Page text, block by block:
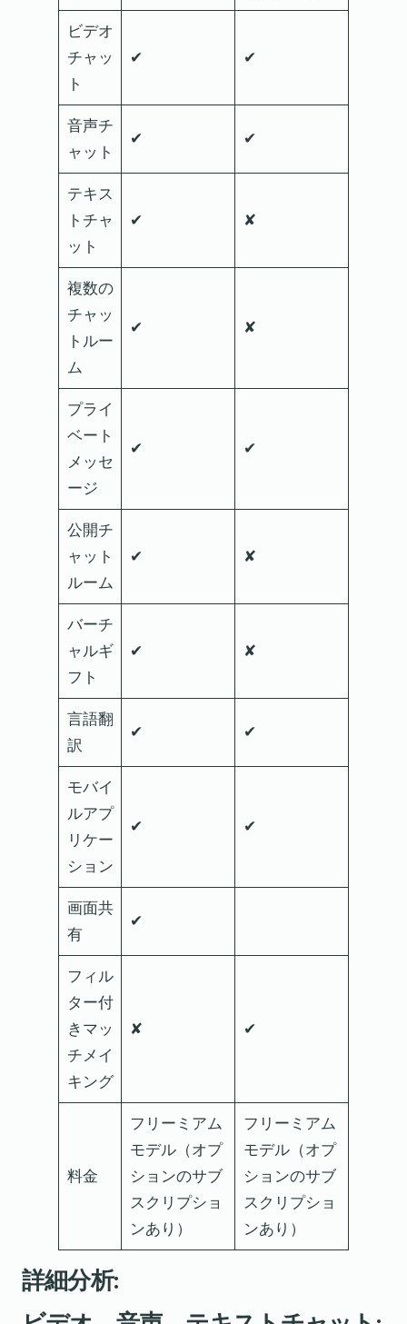
ビデオ
チャッ
ト
✔ ✔
音声チ
ャット
✔ ✔
テキス
トチャ
ット
✔ ✘
複数の
チャッ
トルー
ム
✔ ✘
プライ
ベート
メッセ
ージ
✔ ✔
公開チ
ャット
ルーム
✔ ✘
バーチ
ャルギ
フト
✔ ✘
言語翻
訳
✔ ✔
モバイ
ルアプ
リケー
ション
✔ ✔
画面共
有
✔
フィル
ター付
きマッ
チメイ
キング
✘ ✔
料金
フリーミアム
モデル（オプ
ションのサブ
スクリプショ
ンあり）
フリーミアム
モデル（オプ
ションのサブ
スクリプショ
ンあり）
詳細分析: